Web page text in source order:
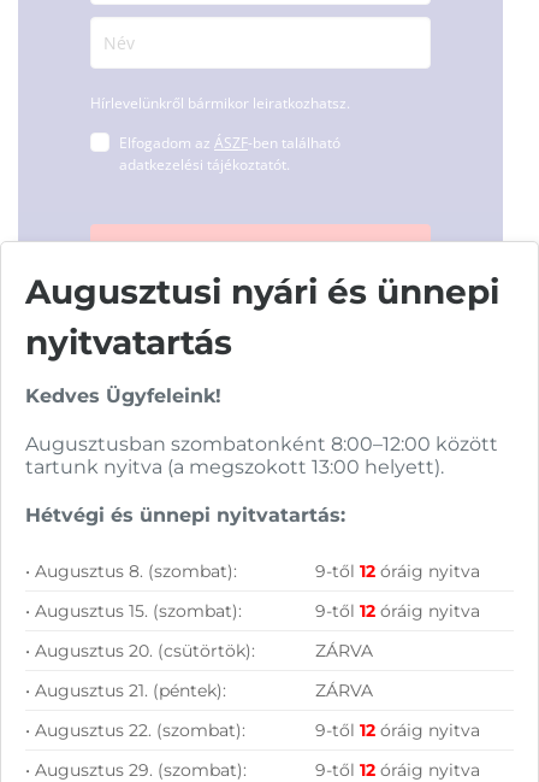
Hírlevelünkről bármikor leiratkozhatsz.
Elfogadom az ÁSZF-ben található
adatkezelési tájékoztatót.
FELIRATKOZOM
Vásárolj nálunk!
Nagy raktárkészlet
Hűségprogram
50 000 Ft felett ingyenes szállítás
Szolgáltatásaink vállalkozásoknak
Augusztusi nyári és ünnepi
nyitvatartás
Kedves Ügyfeleink!
Augusztusban szombatonként 8:00–12:00 között
tartunk nyitva (a megszokott 13:00 helyett).
Hétvégi és ünnepi nyitvatartás:
• Augusztus 8. (szombat): 9-től12 óráig nyitva
• Augusztus 15. (szombat):
9-től12 óráig nyitva
• Augusztus 20. (csütörtök):
ZÁRVA
• Augusztus 21. (péntek):
ZÁRVA
• Augusztus 22. (szombat):
9-től12 óráig nyitva
• Augusztus 29. (szombat):
9-től12 óráig nyitva